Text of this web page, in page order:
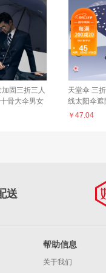
固三折三人
骨大伞男女
天堂伞 三
线太阳伞
花藏青
￥ 47.04
送
帮助信息
关于我们